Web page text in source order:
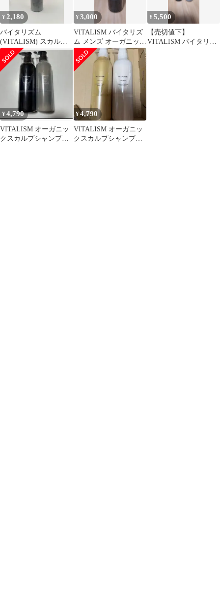
¥ 2,180
バイタリズム
(VITALISM) スカルプ
ケア コンディショナ
ー 頭皮ケア
500ml ... 6601853
4580431513639
¥3,000
VITALISM バイタリズ
ム メンズ オーガニック
スカルプシャンプー
¥5,500
【売切値下】
VITALISM バイタリズ
¥4,790
VITALISM オーガニッ
クスカルプシャンプー
¥4,790
VITALISM オーガニッ
クスカルプシャンプー